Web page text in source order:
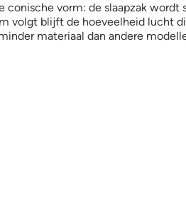
conische vorm: de slaapzak
volgt blijft de hoeveelheid lucht
materiaal dan andere